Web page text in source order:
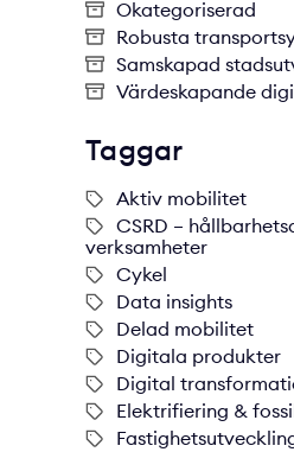
Okategoriserad
Robusta
Samskapad
Värdeskapande
Taggar
Aktiv mobilitet
CSRD –
verksamheter
Cykel
Data insights
Delad mobilitet
Digitala produkter
Digital
Elektrifiering &